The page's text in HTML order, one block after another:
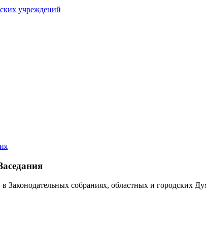
учреждений
Законодательных собраниях, областных и городских